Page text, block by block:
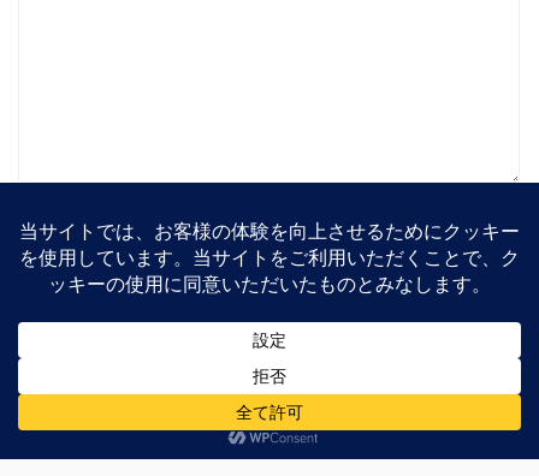
次回のコメントで使用するためブラウザーに自分の名
前、メールアドレス、サイトを保存する。
上に表示された文字を入力してください。